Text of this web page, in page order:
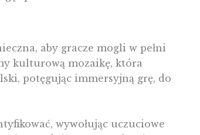
aby gracze mogli w pełni
kulturową mozaikę, która
potęgując immersyjną grę, do
wywołując uczuciowe